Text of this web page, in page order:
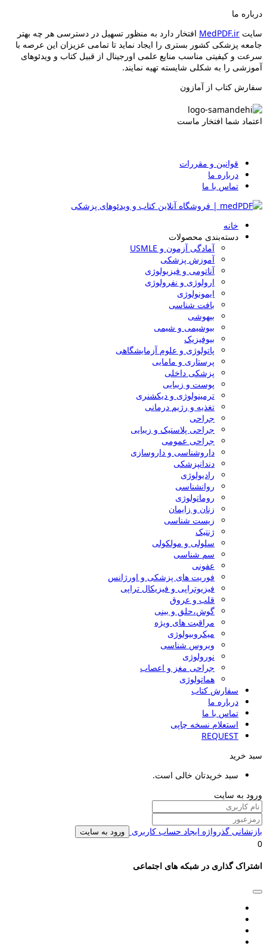
درباره ما
سایت MedPDF.ir افتخار دارد به منظور تسهیل در دسترسی هر چه بهتر
جامعه پزشکی کشور بستری را ایجاد نماید تا تمامی عزیزان این عرصه با
سرعت و کیفیتی مناسب منایع علمی اورجینال از قبیل کتاب و ویدئوهای
آموزشی را به شکلی شایسته تهیه نمایند.
سفارش کتاب از آمازون
اعتماد شما افتخار ماست
قوانین و مقررات
درباره ما
تماس با ما
خانه
دسته‌بندی محصولات
آمادگی آزمون و USMLE
آموزش پزشکی
آناتومی و فیزیولوژی
ارولوژی و نفرولوژی
ایمونولوژی
بافت شناسی
بیهوشی
بیوشیمی و شیمی
بیوفیزیک
پاتولوژی و علوم آزمایشگاهی
پرستاری و مامایی
پزشکی داخلی
پوست و زیبایی
ترمینولوژی و دیکشنری
تغذیه و رژیم درمانی
جراحی
جراحی پلاستیک و زیبایی
جراحی عمومی
داروشناسی و داروسازی
دندانپزشکی
رادیولوژی
روانشناسی
روماتولوژی
زنان و زایمان
زیست شناسی
ژنتیک
سلولی و مولکولی
سم شناسی
عفونی
فوریت های پزشکی و اورژانس
فیزیوتراپی و فیزیکال تراپی
قلب و عروق
گوش،حلق و بینی
مراقبت های ویژه
میکروبیولوژی
ویروس شناسی
نورولوژی
جراحی مغز و اعصاب
هماتولوژی
سفارش کتاب
درباره ما
تماس با ما
استعلام نسخه چاپی
REQUEST
سبد خرید
سبد خریدتان خالی است.
ورود به سایت
بازنشانی گذرواژه ایجاد حساب کاربری ورود به سایت
0
اشتراک گذاری در شبکه های اجتماعی